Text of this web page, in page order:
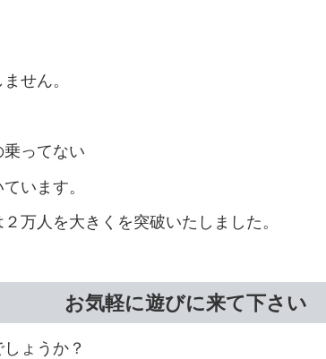
せん。
ってない
います。
万人を大きくを突破いたしました。
お気軽に遊びに来て下さい
ょうか？